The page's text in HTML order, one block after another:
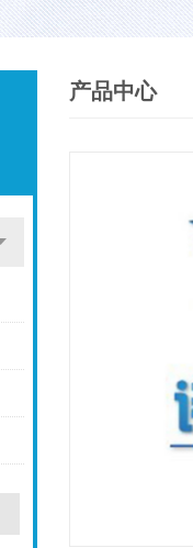
产品中心